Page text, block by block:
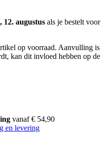
12. augustus als je bestelt voor
op voorraad. Aanvulling is
kan dit invloed hebben op de
vanaf € 54,90
en levering